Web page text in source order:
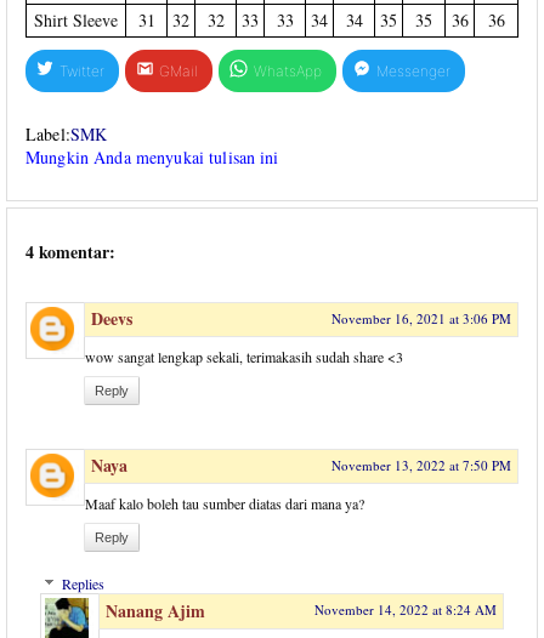
Shirt Sleeve
31 32 32 33 33 34 34 35 35 36 36
Twitter GMail WhatsApp Messenger
Label:SMK
Mungkin Anda menyukai tulisan ini
4 komentar:
Deevs November 16, 2021 at 3:06 PM
wow sangat lengkap sekali, terimakasih sudah share <3
Reply
Naya November 13, 2022 at 7:50 PM
Maaf kalo boleh tau sumber diatas dari mana ya?
Reply
Replies
Nanang Ajim November 14, 2022 at 8:24 AM